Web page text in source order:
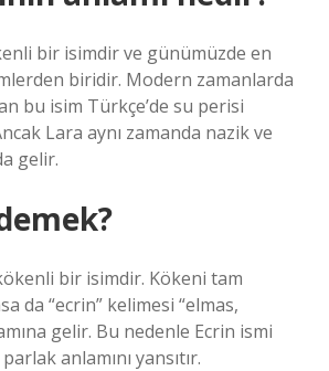
bir isimdir ve günümüzde en
biridir. Modern zamanlarda
bu isim Türkçe’de su perisi
Lara aynı zamanda nazik ve
gelir.
bir isimdir. Kökeni tam
da “ecrin” kelimesi “elmas,
gelir. Bu nedenle Ecrin ismi
anlamını yansıtır.